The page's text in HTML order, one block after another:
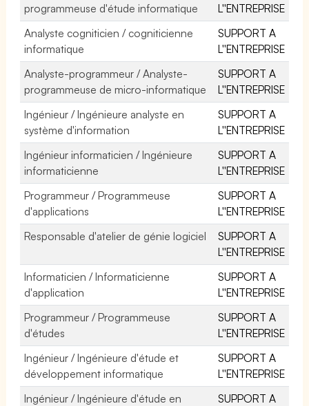
programmeuse d'étude informatique
L''ENTREPRISE
Analyste cogniticien / cogniticienne
informatique
SUPPORT A
L''ENTREPRISE
Analyste-programmeur / Analyste-
programmeuse de micro-informatique
SUPPORT A
L''ENTREPRISE
Ingénieur / Ingénieure analyste en
système d'information
SUPPORT A
L''ENTREPRISE
Ingénieur informaticien / Ingénieure
informaticienne
SUPPORT A
L''ENTREPRISE
Programmeur / Programmeuse
d'applications
SUPPORT A
L''ENTREPRISE
Responsable d'atelier de génie logiciel
SUPPORT A
L''ENTREPRISE
Informaticien / Informaticienne
d'application
SUPPORT A
L''ENTREPRISE
Programmeur / Programmeuse
d'études
SUPPORT A
L''ENTREPRISE
Ingénieur / Ingénieure d'étude et
développement informatique
SUPPORT A
L''ENTREPRISE
Ingénieur / Ingénieure d'étude en
SUPPORT A